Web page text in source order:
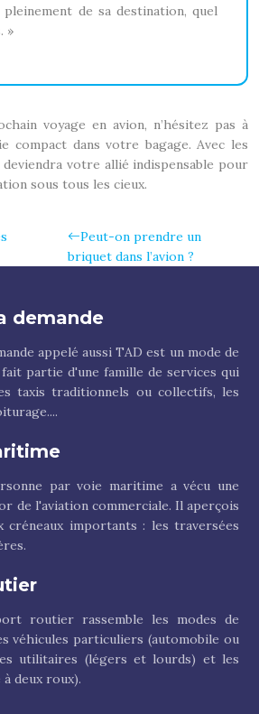
de sa destination, quel
»
voyage en avion, n’hésitez pas à
compact dans votre bagage. Avec les
votre allié indispensable pour
sous tous les cieux.
Peut-on prendre un
briquet dans l’avion ?
demande
appelé aussi TAD est un mode de
partie d'une famille de services qui
taxis traditionnels ou collectifs, les
par voie maritime a vécu une
de l'aviation commerciale. Il aperçois
créneaux importants : les traversées
routier rassemble les modes de
véhicules particuliers (automobile ou
utilitaires (légers et lourds) et les
deux roux).